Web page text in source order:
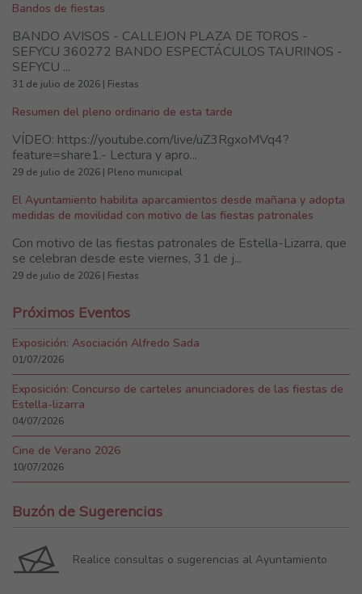
Bandos de fiestas
BANDO AVISOS - CALLEJON PLAZA DE TOROS -
SEFYCU 360272 BANDO ESPECTÁCULOS TAURINOS -
SEFYCU ...
31 de julio de 2026 | Fiestas
Resumen del pleno ordinario de esta tarde
VÍDEO: https://youtube.com/live/uZ3RgxoMVq4?
feature=share1.- Lectura y apro...
29 de julio de 2026 | Pleno municipal
El Ayuntamiento habilita aparcamientos desde mañana y adopta
medidas de movilidad con motivo de las fiestas patronales
Con motivo de las fiestas patronales de Estella-Lizarra, que
se celebran desde este viernes, 31 de j...
29 de julio de 2026 | Fiestas
Próximos Eventos
Exposición: Asociación Alfredo Sada
01/07/2026
Exposición: Concurso de carteles anunciadores de las fiestas de
Estella-lizarra
04/07/2026
Cine de Verano 2026
10/07/2026
Buzón de Sugerencias
Realice consultas o sugerencias al Ayuntamiento